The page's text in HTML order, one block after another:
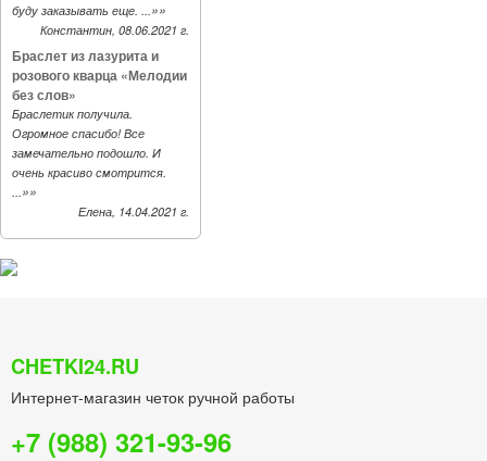
буду заказывать еще. ...»»
Константин, 08.06.2021 г.
Браслет из лазурита и
розового кварца «Мелодии
без слов»
Браслетик получила.
Огромное спасибо! Все
замечательно подошло. И
очень красиво смотрится.
...»»
Елена, 14.04.2021 г.
CHETKI24.RU
Интернет-магазин четок ручной работы
+7 (988) 321-93-96